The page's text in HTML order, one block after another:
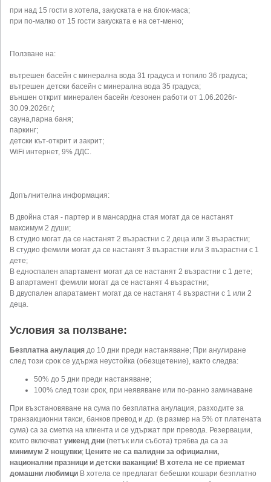
при над 15 гости в хотела, закуската е на блок-маса;
при по-малко от 15 гости закуската е на сет-меню;
Ползване на:
вътрешен басейн с минерална вода 31 градуса и топило 36 градуса;
вътрешен детски басейн с минерална вода 35 градуса;
външен открит минерален басейн /сезонен работи от 1.06.2026г-
30.09.2026г./;
сауна,парна баня;
паркинг;
детски кът-открит и закрит;
WiFi интернет, 9% ДДС.
Допълнителна информация:
В двойна стая - партер и в мансардна стая могат да се настанят
максимум 2 души;
В студио могат да се настанят 2 възрастни с 2 деца или 3 възрастни;
В студио фемили могат да се настанят 3 възрастни или 3 възрастни с 1
дете;
В едноспален апартамент могат да се настанят 2 възрастни с 1 дете;
В апартамент фемили могат да се настанят 4 възрастни;
В двуспален апаратамент могат да се настанят 4 възрастни с 1 или 2
деца.
Условия за ползване:
Безплатна анулация до 10 дни преди настаняване; При анулиране
след този срок се удържа неустойка (обезщетение), както следва:
50% до 5 дни преди настаняване;
100% след този срок, при неявяване или по-ранно заминаване
При възстановяване на сума по безплатна анулация, разходите за
транзакционни такси, банков превод и др. (в размер на 5% от платената
сума) са за сметка на клиента и се удържат при превода. Резервации,
които включват уикенд дни (петък или събота) трябва да са за
минимум 2 нощувки; Цените не са валидни за официални,
национални празници и детски ваканции! В хотела не се приемат
домашни любимци В хотела се предлагат бебешки кошари безплатно